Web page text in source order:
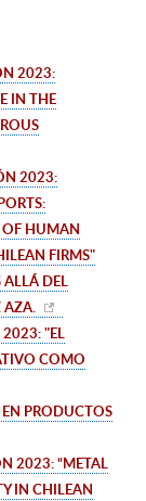
2023:
IN THE
2023:
OF HUMAN
FIRMS"
ALLÁ DEL
AZA.
2023:"EL
COMO
PRODUCTOS
2023: “METAL
IN CHILEAN